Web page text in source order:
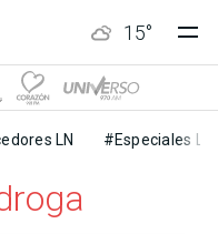
15°
LN #Especiales LN